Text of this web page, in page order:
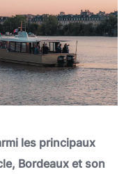
les principaux
Bordeaux et son